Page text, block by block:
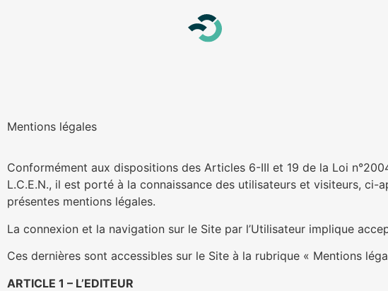
Mentions légales
Conformément aux dispositions des Articles 6-III et 19 de la Loi
L.C.E.N., il est porté à la connaissance des utilisateurs et visiteurs, ci-
présentes mentions légales.
La connexion et la navigation sur le Site par l’Utilisateur implique
Ces dernières sont accessibles sur le Site à la rubrique « Mentions
ARTICLE 1 – L’EDITEUR